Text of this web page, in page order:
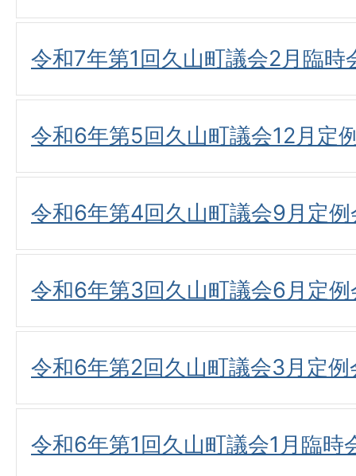
令和7年第1回久山町議会2月臨
令和6年第5回久山町議会12月定
令和6年第4回久山町議会9月定
令和6年第3回久山町議会6月定
令和6年第2回久山町議会3月定
令和6年第1回久山町議会1月臨時